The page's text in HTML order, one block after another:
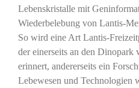
Lebenskristalle mit
Wiederbelebung von Lantis-
So wird eine Art Lantis-
der einerseits an den
erinnert, andererseits ein
Lebewesen und Technologien